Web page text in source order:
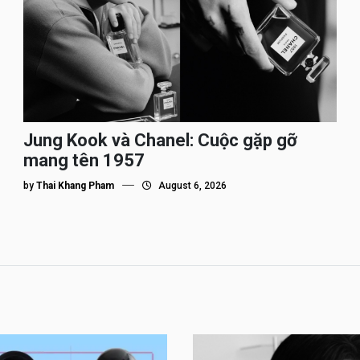
Jung Kook và Chanel: Cuộc gặp gỡ
mang tên 1957
by Thai Khang Pham August 6, 2026